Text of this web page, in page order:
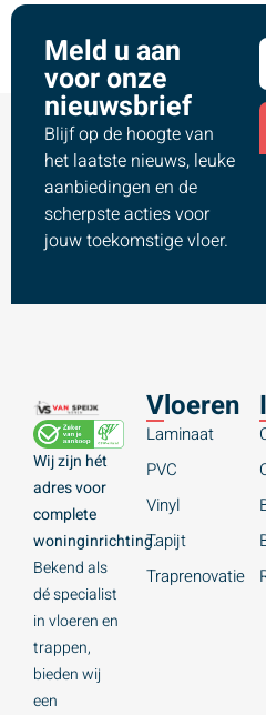
Meld u aan
voor onze
nieuwsbrief
Blijf op de hoogte van
het laatste nieuws, leuke
aanbiedingen en de
scherpste acties voor
jouw toekomstige vloer.
Wij zijn hét
adres voor
complete
woninginrichting.
Bekend als
dé specialist
in vloeren en
trappen,
bieden wij
een
Vloeren
Laminaat
PVC
Vinyl
Tapijt
Traprenovatie